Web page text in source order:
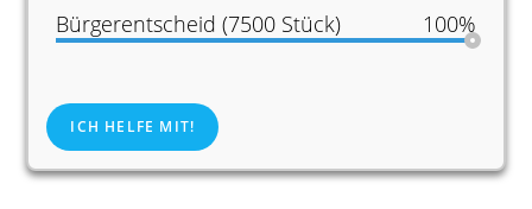
Bürgerentscheid (7500 Stück) 100%
ICH HELFE MIT!